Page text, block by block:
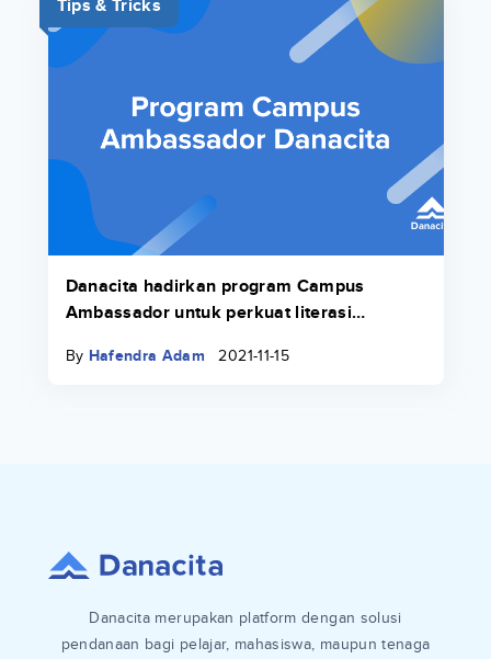
Tips & Tricks
Danacita hadirkan program Campus
Ambassador untuk perkuat literasi
By Hafendra Adam 2021-11-15
Danacita merupakan platform dengan solusi
pendanaan bagi pelajar, mahasiswa, maupun tenaga